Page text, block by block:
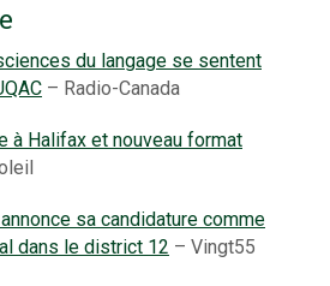
du langage se sentent
– Radio-Canada
à Halifax et nouveau format
sa candidature comme
dans le district 12 – Vingt55